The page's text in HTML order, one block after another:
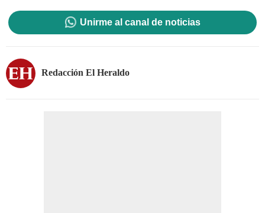
Unirme al canal de noticias
Redacción El Heraldo